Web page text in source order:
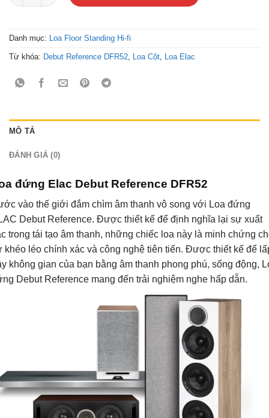
Danh mục: Loa Floor Standing Hi-fi
Từ khóa: Debut Reference DFR52 Loa Cột Loa Elac
MÔ TẢ
ĐÁNH GIÁ (0)
đứng Elac Debut Reference DFR52
vào thế giới đắm chìm âm thanh vô song với Loa đứng
Debut Reference. Được thiết kế để định nghĩa lại sự xuất
trong tái tạo âm thanh, những chiếc loa này là minh chứng
khéo léo chính xác và công nghệ tiên tiến. Được thiết kế để
không gian của bạn bằng âm thanh phong phú, sống động,
Debut Reference mang đến trải nghiệm nghe hấp dẫn.